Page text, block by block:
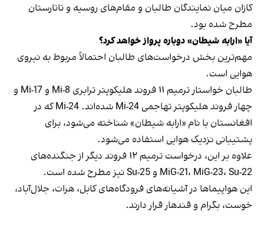
کازان میان نمایندگان طالبان و مقام‌های روسیه و تاتارستان
مطرح شده بود.
آیا «ارابه شیطان» دوباره پرواز خواهد کرد؟
مهم‌ترین بخش درخواست‌های طالبان احتمالاً مربوط به نیروی
هوایی است.
طالبان خواستار ترمیم ۱۱ فروند هلیکوپتر ترابری Mi-8 و Mi-17 و
چهار فروند هلیکوپتر تهاجمی Mi-24 شده‌اند. Mi-24 که در
افغانستان با نام «ارابه شیطان» شناخته می‌شود، برای
پشتیبانی نزدیک هوایی استفاده می‌شود.
علاوه بر این، درخواست ترمیم ۱۲ فروند دیگر از جنگنده‌های
MiG-21، MiG-23، Su-22 و Su-25 نیز مطرح شده است.
این هواپیماها در آشیانه‌های فرودگاه‌های کابل، هرات، جلال‌آباد،
خوست، بگرام و قندهار قرار دارند.